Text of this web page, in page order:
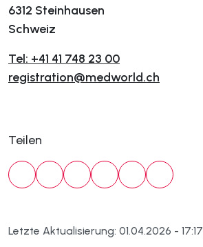
6312 Steinhausen
Schweiz
Tel: +41 41 748 23 00
registration@medworld.ch
Teilen
Letzte Aktualisierung: 01.04.2026 - 17:17